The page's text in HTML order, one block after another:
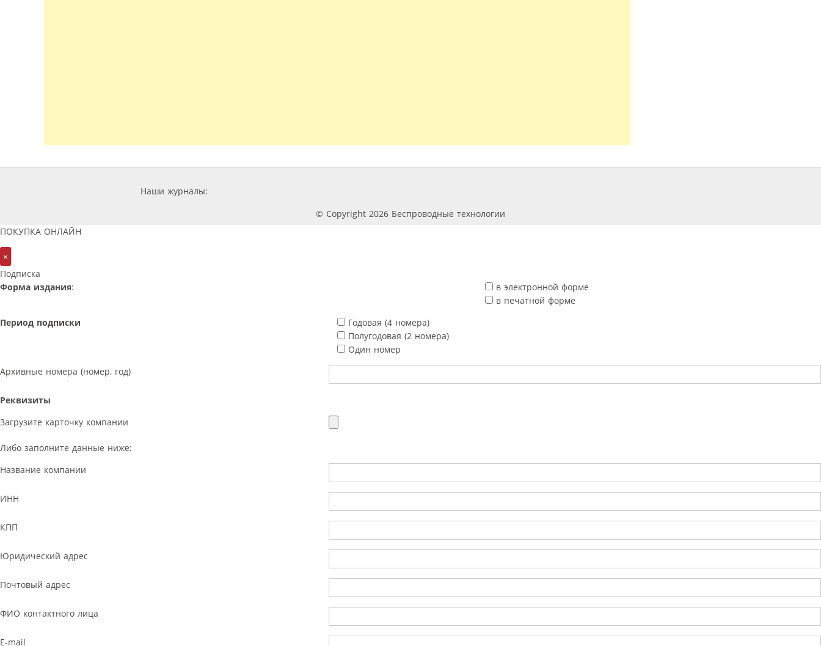
Наши журналы:
© Copyright 2026 Беспроводные технологии
ПОКУПКА ОНЛАЙН
×
Подписка
Форма издания:
в электронной форме
в печатной форме
Период подписки
Годовая (4 номера)
Полугодовая (2 номера)
Один номер
Архивные номера (номер, год)
Реквизиты
Загрузите карточку компании
Либо заполните данные ниже:
Название компании
ИНН
КПП
Юридический адрес
Почтовый адрес
ФИО контактного лица
E-mail